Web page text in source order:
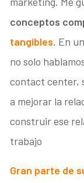
conceptos
tangibles. En
no solo
contact center,
a mejorar la
construir ese
trabajo
Gran parte de